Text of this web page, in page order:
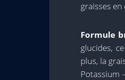
graisses
Formule
glucides,
plus, la
Potassium